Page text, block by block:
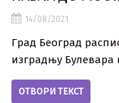
14/08/2021
Град Београд
изградњу Булевара
ОТВОРИ ТЕКСТ